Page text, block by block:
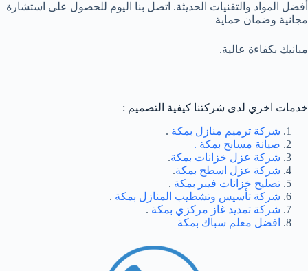
أفضل المواد والتقنيات الحديثة. اتصل بنا اليوم للحصول على استشارة
مجانية وضمان حماية
مبانيك بكفاءة عالية.
خدمات اخري لدى شركتنا كيفية التصميم :
شركة ترميم منازل بمكة .
صيانة مسابح بمكة .
شركة عزل خزانات بمكة.
شركة عزل اسطح بمكة.
تصليح خزانات فيبر بمكة .
شركة تأسيس وتشطيب المنازل بمكة .
شركة تمديد غاز مركزي بمكة .
افضل معلم سباك بمكة